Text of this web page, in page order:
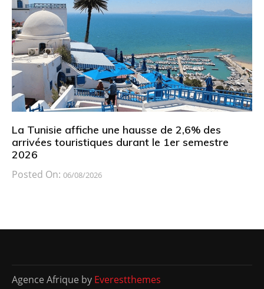
La Tunisie affiche une hausse de 2,6% des
arrivées touristiques durant le 1er semestre
2026
Posted On: 06/08/2026
Agence Afrique by Everestthemes